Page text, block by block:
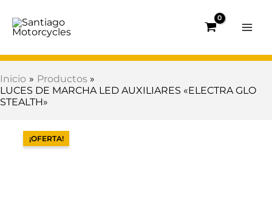
contenido
Inicio
Productos
LUCES DE MARCHA LED AUXILIARES «ELECTRA GLO
STEALTH»
¡OFERTA!
MARCHA